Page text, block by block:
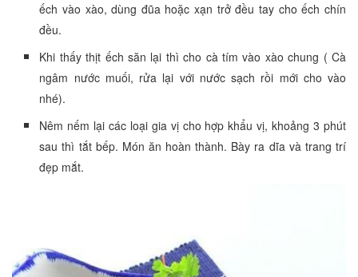
ếch vào xào, dùng đũa hoặc xạn trở đều tay cho ếch chín
đều.
Khi thấy thịt ếch săn lại thì cho cà tím vào xào chung ( Cà
ngâm nước muối, rửa lại với nước sạch rồi mới cho vào
nhé).
Nêm nếm lại các loại gia vị cho hợp khẩu vị, khoảng 3 phút
sau thì tắt bếp. Món ăn hoàn thành. Bày ra dĩa và trang trí
đẹp mắt.